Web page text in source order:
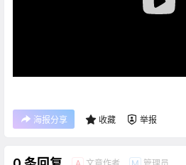
海报分享 收藏 举报